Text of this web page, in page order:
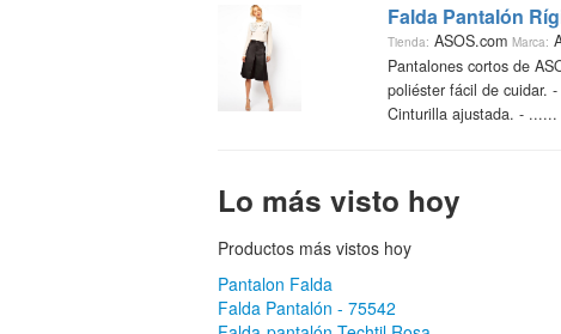
Falda Pantalón
Tienda: ASOS.com Marca:
Pantalones cortos de
poliéster fácil de cuidar.
Cinturilla ajustada. - ......
Lo más visto hoy
Productos más vistos hoy
Pantalon Falda
Falda Pantalón - 75542